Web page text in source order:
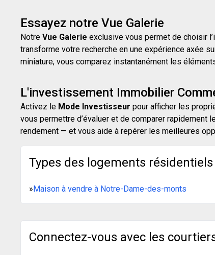
Essayez notre Vue Galerie
Notre Vue Galerie exclusive vous permet de choisir
transforme votre recherche en une expérience axée
miniature, vous comparez instantanément les
L'investissement Immobilier
Activez le Mode Investisseur pour afficher les
vous permettre d’évaluer et de comparer
rendement — et vous aide à repérer les meilleures
Types des logements
»Maison à vendre à Notre-Dame-des-monts
Connectez-vous avec les